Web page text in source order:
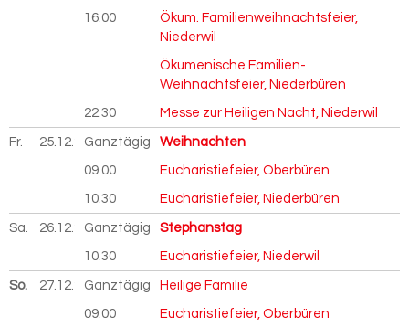
16.00
Ökum. Familienweihnachtsfeier,
Niederwil
Ökumenische Familien-
Weihnachtsfeier, Niederbüren
22.30 Messe zur Heiligen Nacht, Niederwil
Fr. 25.12. 2026
Ganztägig Weihnachten
09.00 Eucharistiefeier, Oberbüren
10.30 Eucharistiefeier, Niederbüren
Sa. 26.12. 2026
Ganztägig Stephanstag
10.30 Eucharistiefeier, Niederwil
So. 27.12. 2026
Ganztägig Heilige Familie
09.00 Eucharistiefeier, Oberbüren